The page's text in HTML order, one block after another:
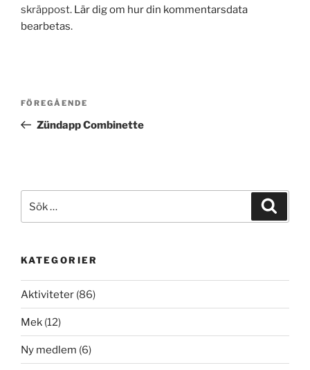
skräppost. Lär dig om hur din kommentarsdata
bearbetas.
Inläggsnavigering
Föregående
inlägg
FÖREGÅENDE
Zündapp Combinette
efter:
KATEGORIER
Aktiviteter (86)
Mek (12)
Ny medlem (6)